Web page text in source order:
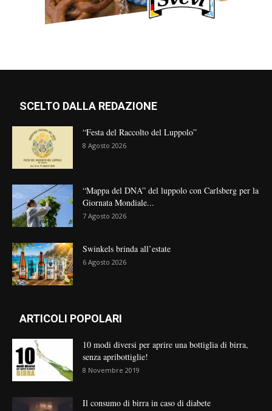
SCELTO DALLA REDAZIONE
“Festa del Raccolto del Luppolo”
8 Agosto 2026
“Mappa del DNA” del luppolo con Carlsberg per la
Giornata Mondiale...
7 Agosto 2026
Swinkels brinda all’estate
6 Agosto 2026
ARTICOLI POPOLARI
10 modi diversi per aprire una bottiglia di birra,
senza apribottiglie!
8 Novembre 2019
Il consumo di birra in caso di diabete